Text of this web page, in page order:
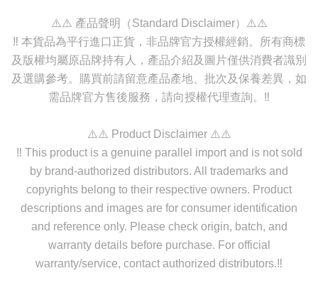
⚠️⚠️ 產品聲明（Standard Disclaimer）⚠️⚠️
‼️ 本貨品為平行進口正貨，非品牌官方授權經銷。所有商標
及版權均屬原品牌持有人，產品介紹及圖片僅供消費者識別
及選購參考。購買前請留意產品產地、批次及保養差異，如
需品牌官方售後服務，請向授權代理查詢。‼️
⚠️⚠️ Product Disclaimer ⚠️⚠️
‼️ This product is a genuine parallel import and is not sold
by brand-authorized distributors. All trademarks and
copyrights belong to their respective owners. Product
descriptions and images are for consumer identification
and reference only. Please check origin, batch, and
warranty details before purchase. For official
warranty/service, contact authorized distributors.‼️